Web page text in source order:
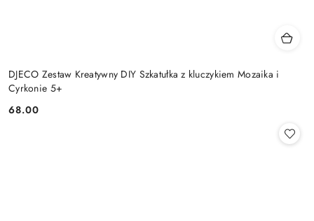
DJECO Zestaw Kreatywny DIY Szkatułka z kluczykiem Mozaika i
Cyrkonie 5+
Cena:
68.00